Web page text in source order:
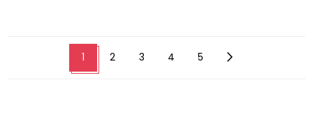
1 2 3 4 5